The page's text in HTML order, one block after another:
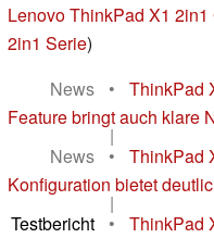
Lenovo ThinkPad X1
2in1 Serie)
News
•
ThinkPad
Feature bringt auch klare
|
News
•
ThinkPad
Konfiguration bietet
|
Testbericht
•
ThinkPad